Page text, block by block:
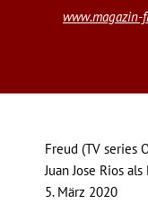
www.magazin-
Freud (TV series
Juan Jose Rios
5. März 2020